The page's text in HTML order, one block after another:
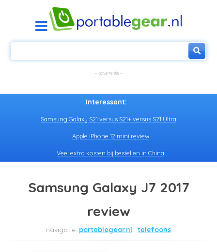
Interessant:
Samsung Galaxy S21 versus S21+ versus S21 Ultra
Apple iPhone 12 mini review
Veel extra kosten bij bestellen in China
Samsung Galaxy J7 2017
review
portablegear.nl telefoons